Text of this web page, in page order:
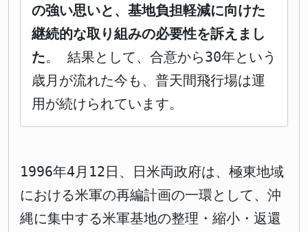
の強い思いと、基地負担軽減に向けた
継続的な取り組みの必要性を訴えまし
た。 結果として、合意から30年という
歳月が流れた今も、普天間飛行場は運
用が続けられています。
1996年4月12日、日米両政府は、極東地域
における米軍の再編計画の一環として、沖
縄に集中する米軍基地の整理・縮小・返還